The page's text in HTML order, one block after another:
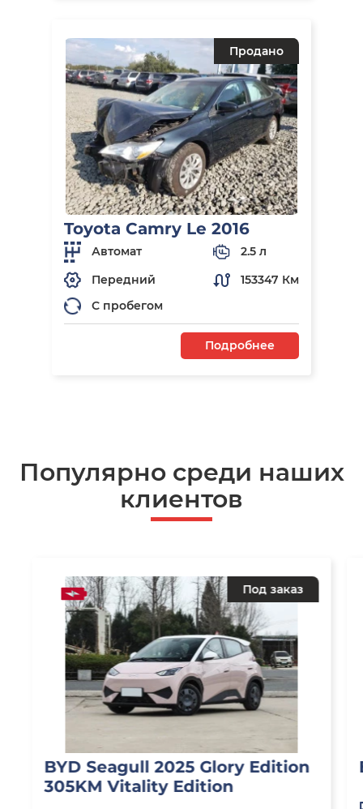
Продано
Toyota Camry Le 2016
Автомат
2.5 л
Передний
153347 Км
С пробегом
Подробнее
Популярно среди наших
клиентов
Под заказ
BYD Seagull 2025 Glory Edition
305KM Vitality Edition